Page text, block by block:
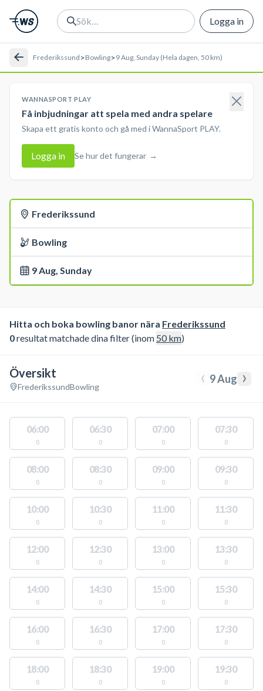
Logga in
Frederikssund >Bowling>9 Aug, Sunday (Hela dagen, 50 km)
WANNASPORT PLAY
Få inbjudningar att spela med andra spelare
Skapa ett gratis konto och gå med i WannaSport PLAY.
Logga in Se hur det fungerar →
Frederikssund
Bowling
9 Aug, Sunday
Hitta och boka bowling banor nära Frederikssund
0resultat matchade dina filter (inom 50km)
Översikt
FrederikssundBowling ‹ 9 Aug ›
06:00
0
06:30
0
07:00
0
07:30
0
08:00
0
08:30
0
09:00
0
09:30
0
10:00
0
10:30
0
11:00
0
11:30
0
12:00
0
12:30
0
13:00
0
13:30
0
14:00
0
14:30
0
15:00
0
15:30
0
16:00
0
16:30
0
17:00
0
17:30
0
18:00
0
18:30
0
19:00
0
19:30
0